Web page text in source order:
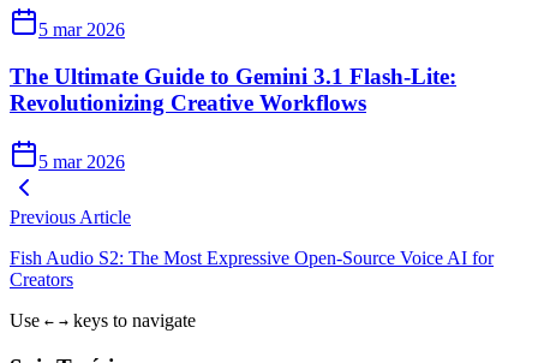
5 mar 2026
The Ultimate Guide to Gemini 3.1 Flash-Lite:
Revolutionizing Creative Workflows
5 mar 2026
Previous Article
Fish Audio S2: The Most Expressive Open-Source Voice AI for
Creators
Use ← → keys to navigate